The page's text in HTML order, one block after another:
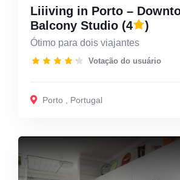
Liiiving in Porto –
Balcony Studio (4 )
Ótimo para dois viajantes
Votação do usuário
Porto Portugal